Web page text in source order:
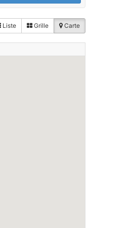
Liste Grille Carte